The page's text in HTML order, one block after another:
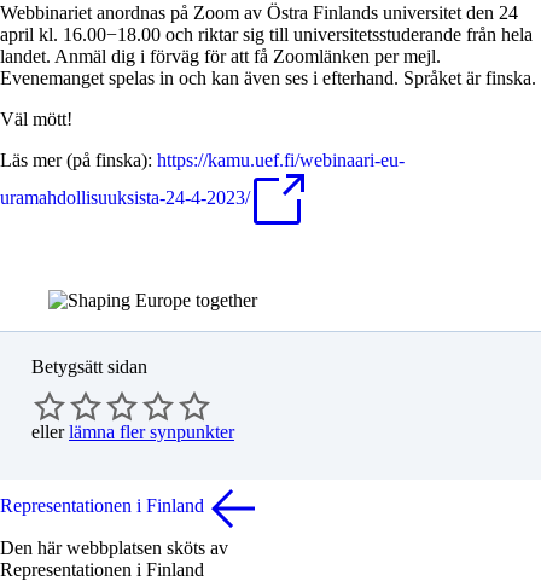
Webbinariet anordnas på Zoom av Östra Finlands universitet den 24
april kl. 16.00−18.00 och riktar sig till universitetsstuderande från hela
landet. Anmäl dig i förväg för att få Zoomlänken per mejl.
Evenemanget spelas in och kan även ses i efterhand. Språket är finska.
Väl mött!
Läs mer (på finska): https://kamu.uef.fi/webinaari-eu-
uramahdollisuuksista-24-4-2023/
Betygsätt sidan
ellerlämna fler synpunkter
Representationen i Finland
Den här webbplatsen sköts av
Representationen i Finland